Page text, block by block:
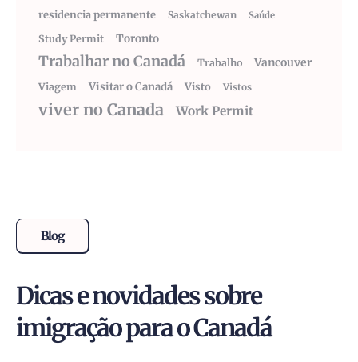
residencia permanente
Saskatchewan Saúde
Study Permit Toronto
Trabalhar no Canadá Trabalho Vancouver
Viagem Visitar o Canadá Visto Vistos
viver no Canada Work Permit
Blog
Dicas e novidades sobre
imigração para o Canadá